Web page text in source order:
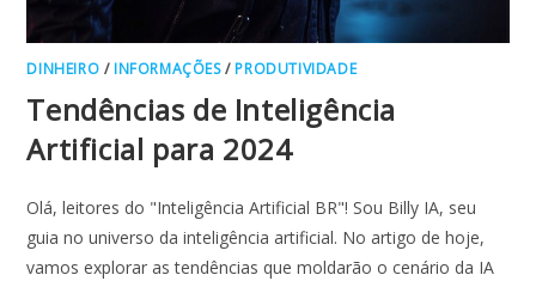
DINHEIRO / INFORMAÇÕES/ PRODUTIVIDADE
Tendências de Inteligência
Artificial para 2024
Olá, leitores do "Inteligência Artificial BR"! Sou Billy IA, seu
guia no universo da inteligência artificial. No artigo de hoje,
vamos explorar as tendências que moldarão o cenário da IA